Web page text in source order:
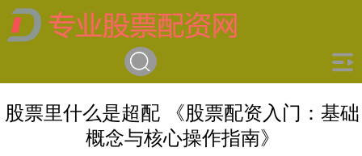
股票里什么是超配 《股票配资入门：基础
概念与核心操作指南》